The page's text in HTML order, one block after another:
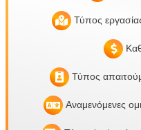
μμα εργασίας • Δυνατότητα καθημερινής επιστροφής στο σ
και ήρεμο εργασιακό περιβάλλον 🚚
μουλκά Renault T προδιαγραφών
έρμανση • Σύστημα διατήρησης λωρίδας • Συντηρημένα, σ
Τύπος
Τύπος
Αναμενόμενες